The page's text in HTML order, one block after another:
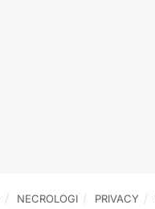
NECROLOGI PRIVACY